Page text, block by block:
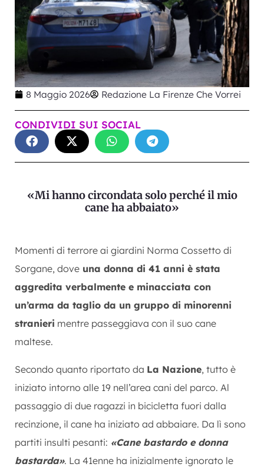
8 Maggio 2026 Redazione La Firenze Che Vorrei
CONDIVIDI SUI SOCIAL
«Mi hanno circondata solo perché il mio
cane ha abbaiato»
Momenti di terrore ai giardini Norma Cossetto di
Sorgane, dove una donna di 41 anni è stata
aggredita verbalmente e minacciata con
un’arma da taglio da un gruppo di minorenni
stranieri mentre passeggiava con il suo cane
maltese.
Secondo quanto riportato da La Nazione, tutto è
iniziato intorno alle 19 nell’area cani del parco. Al
passaggio di due ragazzi in bicicletta fuori dalla
recinzione, il cane ha iniziato ad abbaiare. Da lì sono
partiti insulti pesanti: «Cane bastardo e donna
bastarda». La 41enne ha inizialmente ignorato le